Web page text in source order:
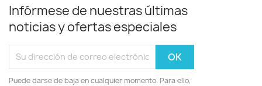
Infórmese de nuestras últimas
noticias y ofertas especiales
Puede darse de baja en cualquier momento. Para ello,